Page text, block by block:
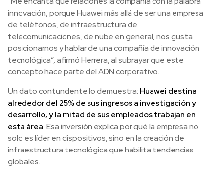
innovación, porque Huawei más allá de ser una empresa
de teléfonos, de infraestructura de
telecomunicaciones, de nube en general, nos gusta
posicionarnos y hablar de una compañía de innovación
tecnológica”, afirmó Herrera, al subrayar que este
concepto hace parte del ADN corporativo.
Un dato contundente lo demuestra: Huawei destina
alrededor del 25% de sus ingresos a investigación y
desarrollo, y la mitad de sus empleados trabajan en
esta área.Esa inversión explica por qué la empresa no
solo es líder en dispositivos, sino en la creación de
infraestructura tecnológica que habilita tendencias
globales.